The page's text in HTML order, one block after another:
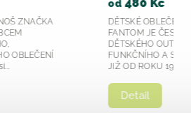
OBLEČENÍ Z KRKONOŠ ZNAČKA
JE ČESKÝM VÝROBCEM
OUTDOOROVÉHO,
A SPORTOVNÍHO OBLEČENÍ
ROKU 1999. Zakládá si...